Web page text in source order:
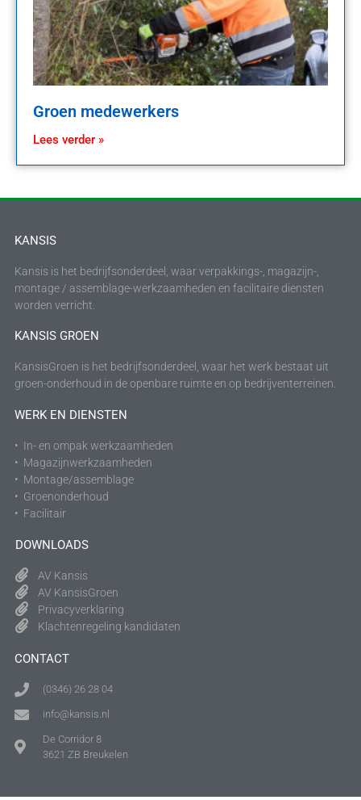
Groen medewerkers
Lees verder »
KANSIS
Kansis is het bedrijfsonderdeel, waar verpakkings-, magazijn-,
montage / assemblage-werkzaamheden en facilitaire diensten
worden verricht.
KANSIS GROEN
KansisGroen is het bedrijfsonderdeel, waar het werk bestaat uit
groen-onderhoud in de openbare ruimte en op bedrijventerreinen.
WERK EN DIENSTEN
• In- en ompak werkzaamheden
• Magazijnwerkzaamheden
• Montage/assemblage
• Groenonderhoud
• Facilitair
DOWNLOADS
AV Kansis
AV KansisGroen
Privacyverklaring
Klachtenregeling kandidaten
CONTACT
(0346) 26 28 04
info@kansis.nl
De Corridor 8
3621 ZB Breukelen